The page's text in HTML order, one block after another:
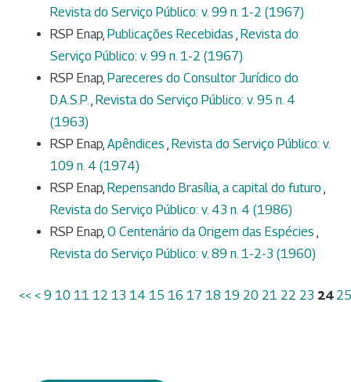
Revista do Serviço Público: v. 99 n. 1-2 (1967)
RSP Enap, Publicações Recebidas , Revista do
Serviço Público: v. 99 n. 1-2 (1967)
RSP Enap, Pareceres do Consultor Jurídico do
D.A.S.P., Revista do Serviço Público: v. 95 n. 4
(1963)
RSP Enap, Apêndices , Revista do Serviço Público: v.
109 n. 4 (1974)
RSP Enap, Repensando Brasília, a capital do futuro ,
Revista do Serviço Público: v. 43 n. 4 (1986)
RSP Enap, O Centenário da Origem das Espécies ,
Revista do Serviço Público: v. 89 n. 1-2-3 (1960)
<< < 9 10 11 12 13 14 15 16 17 18 19 20 21 22 23 24 25